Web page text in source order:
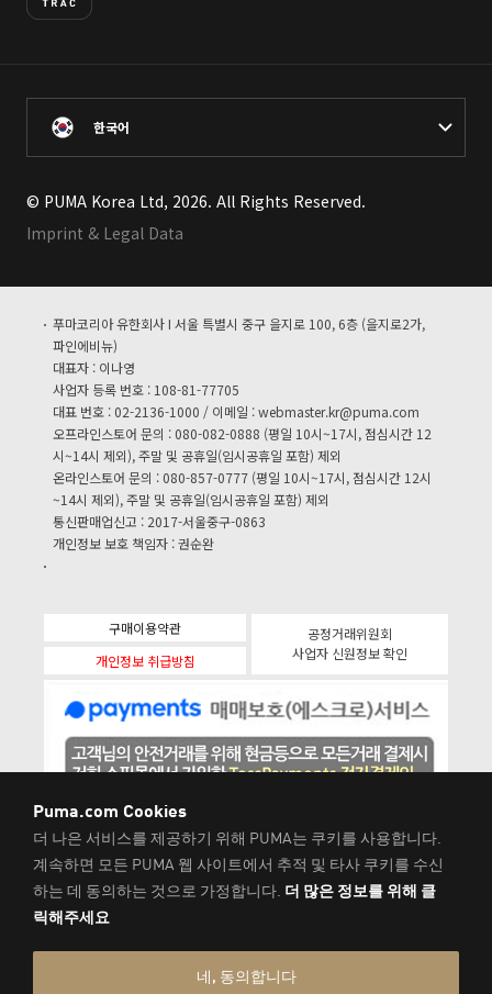
한국어
© PUMA Korea Ltd, 2026. All Rights Reserved.
Imprint & Legal Data
푸마코리아 유한회사 I 서울 특별시 중구 을지로 100, 6층 (을지로2가,
파인에비뉴)
대표자 : 이나영
사업자 등록 번호 : 108-81-77705
대표 번호 : 02-2136-1000 / 이메일 :webmaster.kr@puma.com
오프라인스토어 문의 : 080-082-0888 (평일 10시~17시, 점심시간 12
시~14시 제외), 주말 및 공휴일(임시공휴일 포함) 제외
온라인스토어 문의 : 080-857-0777 (평일 10시~17시, 점심시간 12시
~14시 제외), 주말 및 공휴일(임시공휴일 포함) 제외
통신판매업신고 : 2017-서울중구-0863
개인정보 보호 책임자 : 권순완
구매이용약관
개인정보 취급방침
공정거래위원회
사업자 신원정보 확인